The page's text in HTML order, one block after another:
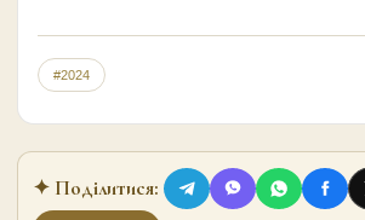
#2024
✦ Поділитися: